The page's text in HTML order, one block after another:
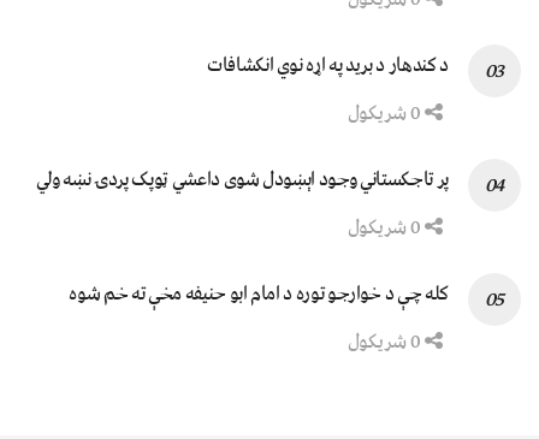
د کندهار د برید په اړه نوي انکشافات
پر تاجکستاني وجود اېښودل شوی داعشي ټوپک پردۍ نښه ولي
کله چې د خوارجو توره د امام ابو حنیفه مخې ته خم شوه